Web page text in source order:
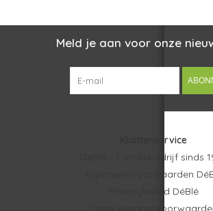
Meld je aan voor onze
Klantenservice
DéBlé – Familiebedrijf sinds
Algemene voorwaarden
Privacybeleid DéBlé
Onze